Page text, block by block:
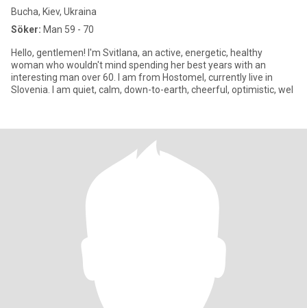
Bucha, Kiev, Ukraina
Söker: Man 59 - 70
Hello, gentlemen! I'm Svitlana, an active, energetic, healthy
woman who wouldn't mind spending her best years with an
interesting man over 60. I am from Hostomel, currently live in
Slovenia. I am quiet, calm, down-to-earth, cheerful, optimistic, wel